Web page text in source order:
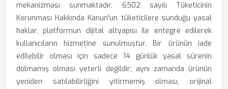
mekanizması sunmaktadır. 6502 sayılı Tüketicinin
Korunması Hakkında Kanun'un tüketicilere sunduğu yasal
haklar, platformun dijital altyapısı ile entegre edilerek
kullanıcıların hizmetine sunulmuştur. Bir ürünün iade
edilebilir olması için sadece 14 günlük yasal sürenin
dolmamış olması yeterli değildir; aynı zamanda ürünün
yeniden satılabilirliğini yitirmemiş olması, orijinal